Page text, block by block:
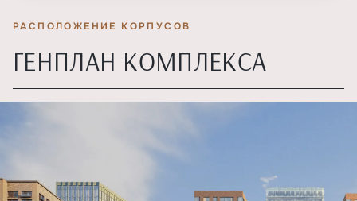
РАСПОЛОЖЕНИЕ КОРПУСОВ
ГЕНПЛАН КОМПЛЕКСА